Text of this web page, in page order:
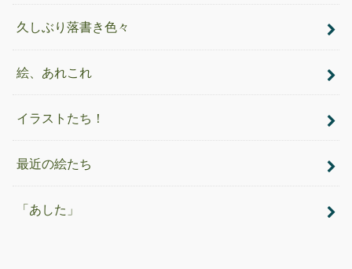
久しぶり落書き色々
絵、あれこれ
イラストたち！
最近の絵たち
「あした」